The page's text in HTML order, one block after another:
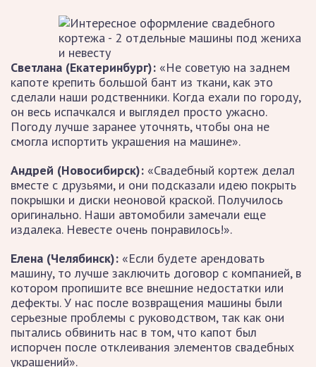
Светлана (Екатеринбург): «Не советую на заднем
капоте крепить большой бант из ткани, как это
сделали наши родственники. Когда ехали по городу,
он весь испачкался и выглядел просто ужасно.
Погоду лучше заранее уточнять, чтобы она не
смогла испортить украшения на машине».
Андрей (Новосибирск): «Свадебный кортеж делал
вместе с друзьями, и они подсказали идею покрыть
покрышки и диски неоновой краской. Получилось
оригинально. Наши автомобили замечали еще
издалека. Невесте очень понравилось!».
Елена (Челябинск): «Если будете арендовать
машину, то лучше заключить договор с компанией, в
котором пропишите все внешние недостатки или
дефекты. У нас после возвращения машины были
серьезные проблемы с руководством, так как они
пытались обвинить нас в том, что капот был
испорчен после отклеивания элементов свадебных
украшений».